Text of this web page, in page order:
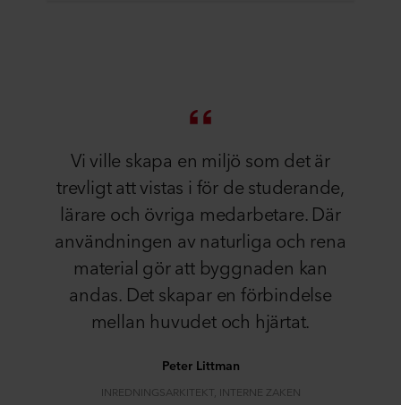
Vi ville skapa en miljö som det är
trevligt att vistas i för de studerande,
lärare och övriga medarbetare. Där
användningen av naturliga och rena
material gör att byggnaden kan
andas. Det skapar en förbindelse
mellan huvudet och hjärtat.
Peter Littman
INREDNINGSARKITEKT, INTERNE ZAKEN